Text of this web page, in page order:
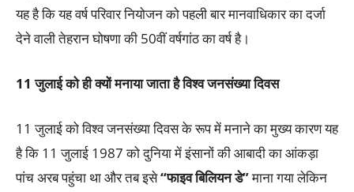
यह है कि यह वर्ष परिवार नियोजन को पहली बार मानवाधिकार का दर्जा
देने वाली तेहरान घोषणा की 50वीं वर्षगांठ का वर्ष है।
11 जुलाई को ही क्यों मनाया जाता है विश्वजनसंख्यादिवस
11 जुलाई को विश्वजनसंख्यादिवस के रूप में मनाने का मुख्य कारण यह
है कि 11 जुलाई 1987 को दुनिया में इंसानों की आबादी का आंकड़ा
पांच अरब पहुंचा था और तब इसे“फाइव बिलियन डे”माना गया लेकिन